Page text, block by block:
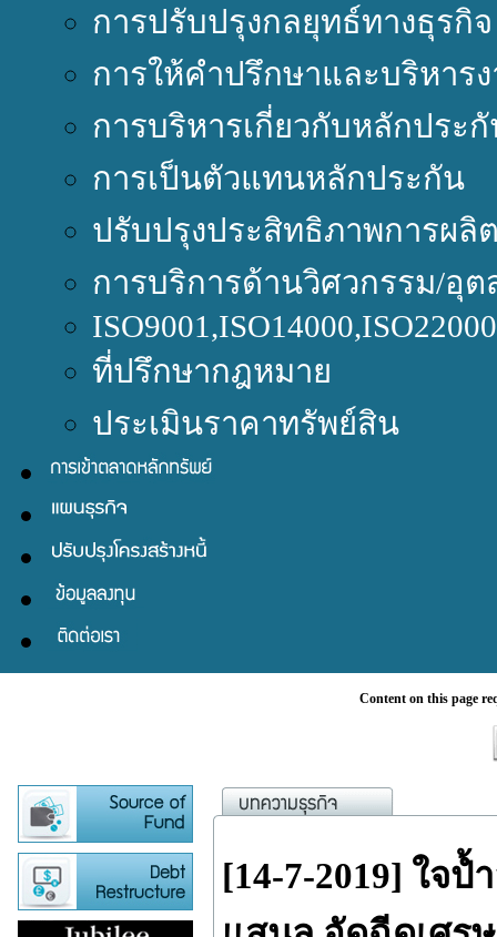
การปรับปรุงกลยุทธ์ทางธุรกิจ
การให้คำปรึกษาและบริหา
การบริหารเกี่ยวกับหลักประ
การเป็นตัวแทนหลักประกัน
ปรับปรุงประสิทธิภาพการผลิ
การบริการด้านวิศวกรรม/อุ
ที่ปรึกษากฎหมาย
ประเมินราคาทรัพย์สิน
Content on this page
[14-7-2019] ใจ